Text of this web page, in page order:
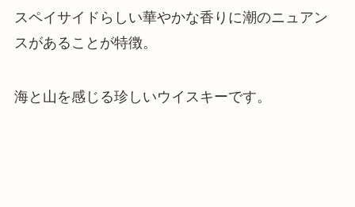
スペイサイドらしい華やかな香りに潮のニュアン
スがあることが特徴。
海と山を感じる珍しいウイスキーです。